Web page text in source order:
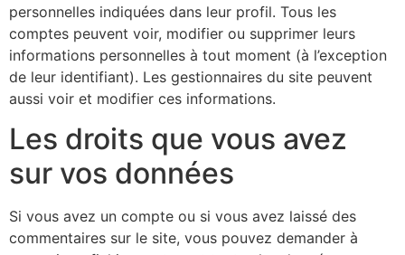
personnelles indiquées dans leur profil. Tous les
comptes peuvent voir, modifier ou supprimer leurs
informations personnelles à tout moment (à l’exception
de leur identifiant). Les gestionnaires du site peuvent
aussi voir et modifier ces informations.
Les droits que vous avez
sur vos données
Si vous avez un compte ou si vous avez laissé des
commentaires sur le site, vous pouvez demander à